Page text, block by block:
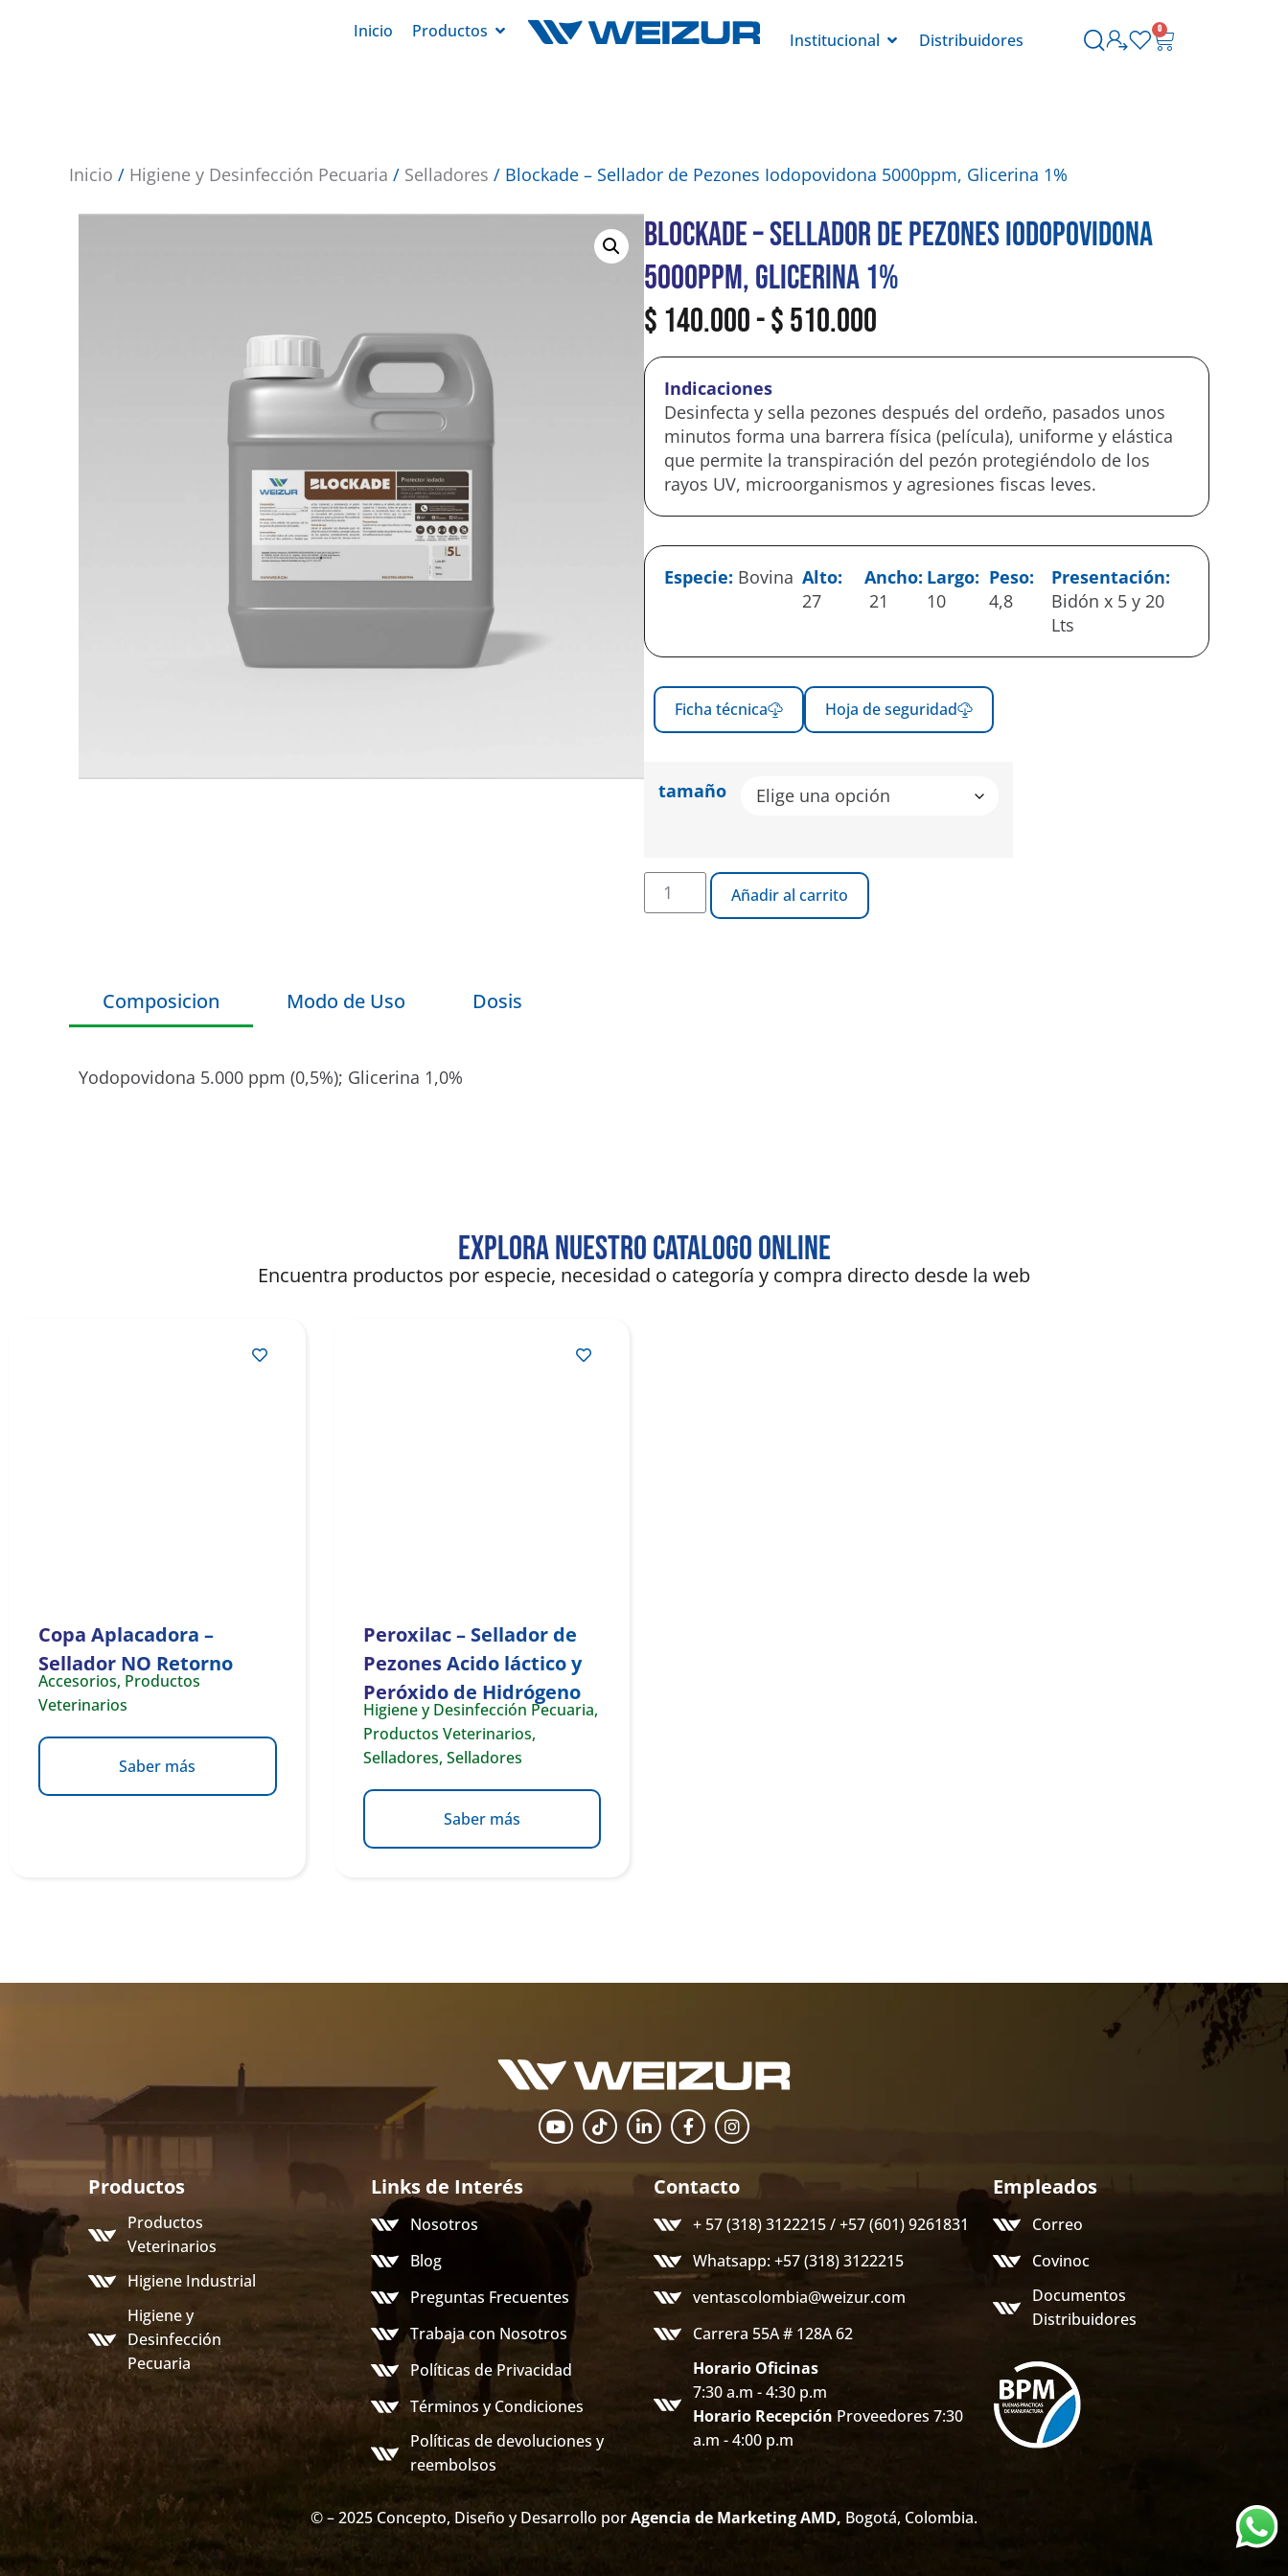
Inicio Productos Institucional Distribuidores
0
Inicio / Higiene y Desinfección Pecuaria / Selladores / Blockade – Sellador de Pezones Iodopovidona 5000ppm, Glicerina 1%
Blockade – Sellador de Pezones Iodopovidona
5000ppm, Glicerina 1%
$ 140.000-$510.000
Indicaciones
Desinfecta y sella pezones después del ordeño, pasados unos
minutos forma una barrera física (película), uniforme y elástica
que permite la transpiración del pezón protegiéndolo de los
rayos UV, microorganismos y agresiones fiscas leves.
Especie: Bovina Alto:
27
Ancho:
21
Largo:
10
Peso:
4,8
Presentación:
Bidón x 5 y 20
Lts
Ficha técnica Hoja de seguridad
tamaño
Añadir al carrito
Composicion Modo de Uso Dosis
Yodopovidona 5.000 ppm (0,5%); Glicerina 1,0%
Explora nuestro catalogo online
Encuentra productos por especie, necesidad o categoría y compra directo desde la web
Copa Aplacadora –
Sellador NO Retorno
Accesorios, Productos
Veterinarios
Saber más
Peroxilac – Sellador de
Pezones Acido láctico y
Peróxido de Hidrógeno
Higiene y Desinfección Pecuaria,
Productos Veterinarios,
Selladores, Selladores
Saber más
Productos
Productos
Veterinarios
Higiene Industrial
Higiene y
Desinfección
Pecuaria
Links de Interés
Nosotros
Blog
Preguntas Frecuentes
Trabaja con Nosotros
Políticas de Privacidad
Términos y Condiciones
Políticas de devoluciones y
reembolsos
Contacto
+ 57 (318) 3122215 / +57 (601) 9261831
Whatsapp: +57 (318) 3122215
ventascolombia@weizur.com
Carrera 55A # 128A 62
Horario Oficinas
7:30 a.m - 4:30 p.m
Horario Recepción Proveedores 7:30
a.m - 4:00 p.m
Empleados
Correo
Covinoc
Documentos
Distribuidores
© – 2025 Concepto, Diseño y Desarrollo porAgencia de Marketing AMD, Bogotá, Colombia.